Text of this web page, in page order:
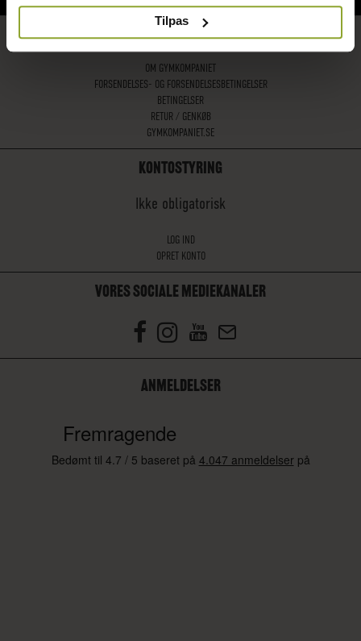
TJENESTER.
Tilpas
HURTIGE LINKS
OM GYMKOMPANIET
FORSENDELSES- OG FORSENDELSESBETINGELSER
BETINGELSER
RETUR / GENKØB
GYMKOMPANIET.SE
KONTOSTYRING
Ikke obligatorisk
LOG IND
OPRET KONTO
VORES SOCIALE MEDIEKANALER
ANMELDELSER